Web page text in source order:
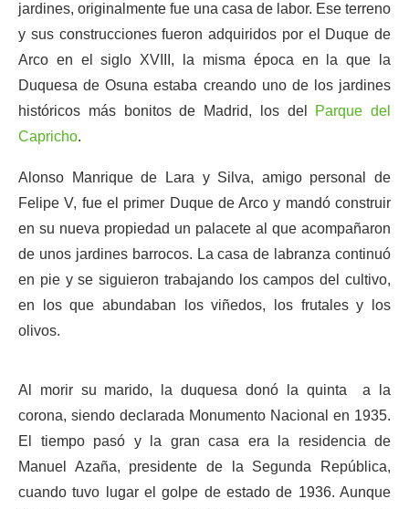
jardines, originalmente fue una casa de labor. Ese terreno
y sus construcciones fueron adquiridos por el Duque de
Arco en el siglo XVIII, la misma época en la que la
Duquesa de Osuna estaba creando uno de los jardines
históricos más bonitos de Madrid, los del
Parque del
Capricho.
Alonso Manrique de Lara y Silva, amigo personal de
Felipe V, fue el primer Duque de Arco y mandó construir
en su nueva propiedad un palacete al que acompañaron
de unos jardines barrocos. La casa de labranza continuó
en pie y se siguieron trabajando los campos del cultivo,
en los que abundaban los viñedos, los frutales y los
olivos.
Al morir su marido, la duquesa donó la quinta a la
corona, siendo declarada Monumento Nacional en 1935.
El tiempo pasó y la gran casa era la residencia de
Manuel Azaña, presidente de la Segunda República,
cuando tuvo lugar el golpe de estado de 1936. Aunque